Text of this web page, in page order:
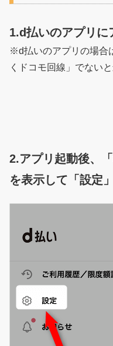
1.d払いのアプリに
※d払いのアプリの場合
くドコモ回線」でない
2.アプリ起動後、
を表示して「設定